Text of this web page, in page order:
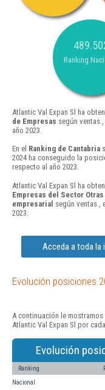
Ranking
Atlantic Val Expan Sl ha
de Empresas según ventas
año 2023.
En el Ranking de Cantabria
2024 ha conseguido la
respecto al año 2023.
Atlantic Val Expan Sl ha
Empresas del Sector
empresarial según ventas ,
2023.
Acceda a toda la
Evolución posiciones
A continuación le
Atlantic Val Expan Sl por
Evolución
Ranking
Nacional